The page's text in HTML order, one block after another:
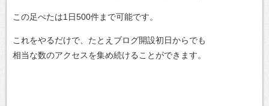
この足ぺたは1日500件まで可能です。
これをやるだけで、たとえブログ開設初日からでも
相当な数のアクセスを集め続けることができます。